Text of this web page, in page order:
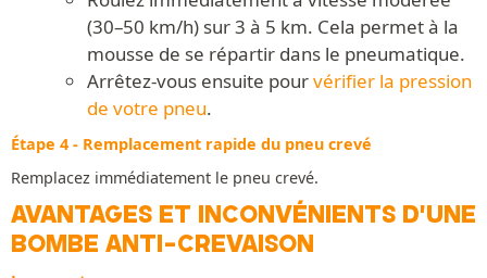
(30–50 km/h) sur 3 à 5 km. Cela permet à la
mousse de se répartir dans le pneumatique.
Arrêtez-vous ensuite pourvérifier la pression
de votre pneu.
Étape 4 - Remplacement rapide du pneu crevé
Remplacez immédiatement le pneu crevé.
AVANTAGES ET INCONVÉNIENTS D'UNE
BOMBE ANTI-CREVAISON